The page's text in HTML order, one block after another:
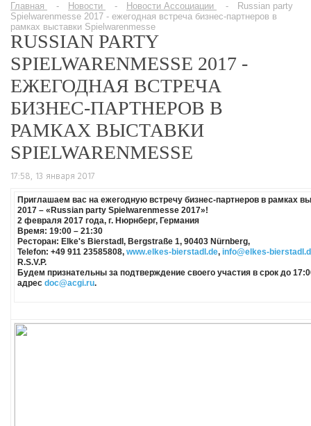
Главная Новости Новости Ассоциации
Russian party
Spielwarenmesse 2017 - ежегодная встреча бизнес-партнеров в
рамках выставки Spielwarenmesse
RUSSIAN PARTY
SPIELWARENMESSE 2017 -
ЕЖЕГОДНАЯ ВСТРЕЧА
БИЗНЕС-ПАРТНЕРОВ В
РАМКАХ ВЫСТАВКИ
SPIELWARENMESSE
17:58, 13 января 2017
Приглашаем вас на ежегодную встречу бизнес-партнеров в рамках
2017 – «Russian party Spielwarenmesse 2017»!
2 февраля 2017 года, г. Нюрнберг, Германия
Время: 19:00 – 21:30
Ресторан: Elke's Bierstadl, Bergstraße 1, 90403 Nürnberg,
Telefon: +49 911 23585808, www.elkes-bierstadl.de, info@elkes-
R.S.V.P.
Будем признательны за подтверждение своего участия в срок до
адрес doc@acgi.ru.